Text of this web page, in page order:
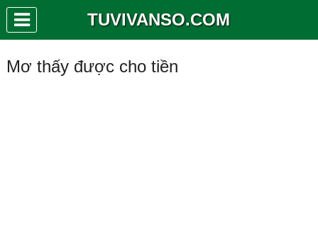
TUVIVANSO.COM
Mơ thấy được cho tiền